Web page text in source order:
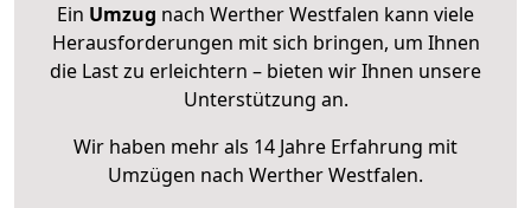
Ein Umzug nach Werther Westfalen kann viele
Herausforderungen mit sich bringen, um Ihnen
die Last zu erleichtern – bieten wir Ihnen unsere
Unterstützung an.
Wir haben mehr als 14 Jahre Erfahrung mit
Umzügen nach Werther Westfalen.